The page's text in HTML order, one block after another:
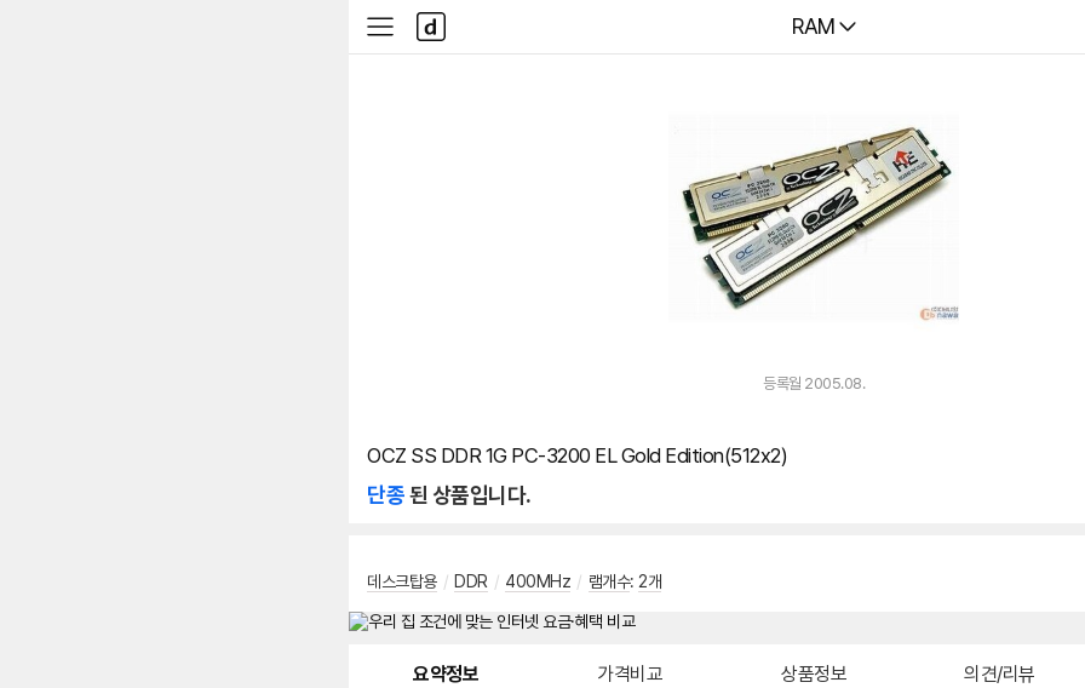
다나와
RAM
사
이
다
나
와
등록월 2005.08.
OCZ SS DDR 1G PC-3200 EL Gold Edition(512x2)
단종된 상품입니다.
데스크탑용 / DDR / 400MHz / 램개수: 2개
요약정보 가격비교 상품정보 의견/리뷰